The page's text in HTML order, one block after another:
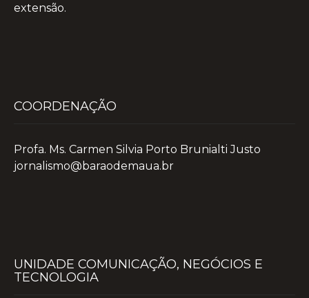
extensão.
COORDENAÇÃO
Profa. Ms. Carmen Silvia Porto Brunialti Justo
jornalismo@baraodemaua.br
UNIDADE COMUNICAÇÃO, NEGÓCIOS E
TECNOLOGIA